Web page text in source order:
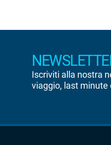
Iscriviti alla nostra
viaggio, last minute